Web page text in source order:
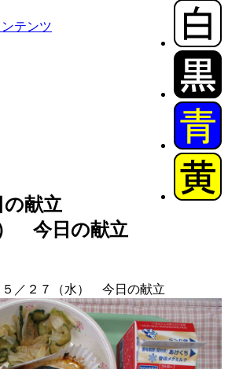
テンツ
献立
今日の献立
５／２７（水） 今日の献立